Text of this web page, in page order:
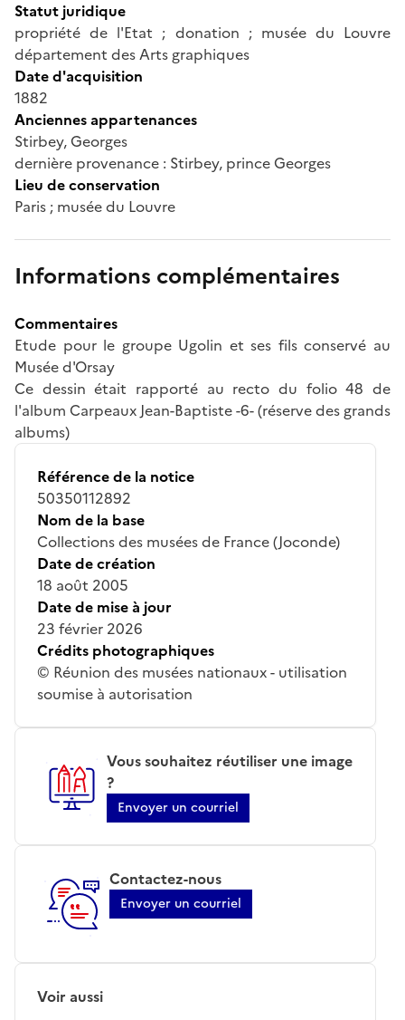
Statut juridique
propriété de l'Etat ; donation ; musée du Louvre
département des Arts graphiques
Date d'acquisition
1882
Anciennes appartenances
Stirbey, Georges
dernière provenance : Stirbey, prince Georges
Lieu de conservation
Paris ; musée du Louvre
Informations complémentaires
Commentaires
Etude pour le groupe Ugolin et ses fils conservé au
Musée d'Orsay
Ce dessin était rapporté au recto du folio 48 de
l'album Carpeaux Jean-Baptiste -6- (réserve des grands
albums)
Référence de la notice
50350112892
Nom de la base
Collections des musées de France (Joconde)
Date de création
18 août 2005
Date de mise à jour
23 février 2026
Crédits photographiques
© Réunion des musées nationaux - utilisation
soumise à autorisation
Vous souhaitez réutiliser une image
?
Envoyer un courriel
Contactez-nous
Envoyer un courriel
Voir aussi